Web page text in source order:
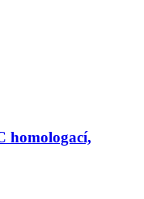
homologací,